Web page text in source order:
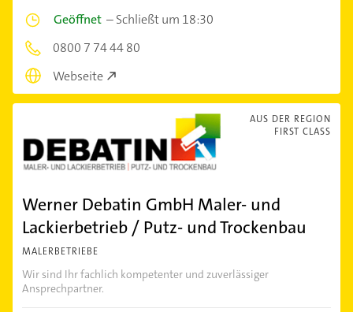
Geöffnet –Schließt um 18:30
0800 7 74 44 80
Webseite
AUS DER REGION
FIRST CLASS
Werner Debatin GmbH Maler- und
Lackierbetrieb / Putz- und Trockenbau
MALERBETRIEBE
Wir sind Ihr fachlich kompetenter und zuverlässiger
Ansprechpartner.